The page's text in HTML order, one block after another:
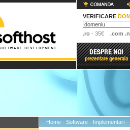
VERIFICARE
.ro - 35€ .com
Home - Software - Implementari -